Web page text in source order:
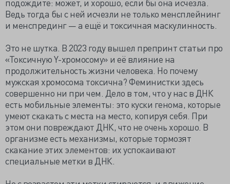
Ведь тогда бы с ней исчезли не только менсплейнинг
и менспрединг — а ещё и токсичная маскулинность.
Это не шутка. В 2023 году вышел препринт статьи про
«Токсичную Y-хромосому» и её влияние на
продолжительность жизни человека. Но почему
мужская хромосома токсична? Феминистки здесь
совершенно ни при чем. Дело в том, что у нас в ДНК
есть мобильные элементы: это куски генома, которые
умеют скакать с места на место, копируя себя. При
этом они повреждают ДНК, что не очень хорошо. В
организме есть механизмы, которые тормозят
скакание этих элементов: их успокаивают
специальные метки в ДНК.